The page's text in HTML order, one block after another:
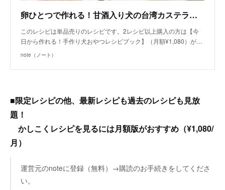
卵ひとつで作れる！甘酒入り犬の台湾カステラ（手作り犬おやつレシピ）/単品購入｜いちかわあやこ（犬ごはん先生）｜note
このレシピは単品売りのレシピです。2レシピ以上購入の方は【今
日から作れる！手作り犬おやつレシピブック】（月額¥1,080）が…
note（ノート）
■限定レシピの他、最新レシピも過去のレシピも見放
題！
かしこくレシピを見るには月額版がおすすめ（¥1,080/
月）
運営元のnoteに登録（無料）→購読のお手続きをしてくださ
い。